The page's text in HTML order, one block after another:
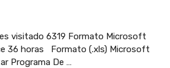
visitado 6319 Formato Microsoft
36 horas Formato (.xls) Microsoft
Programa De …